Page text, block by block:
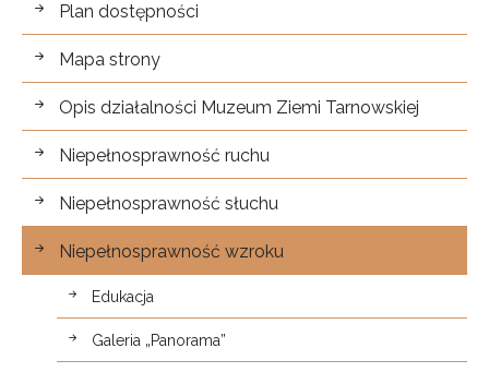
Plan dostępności
Mapa strony
Opis działalności Muzeum Ziemi Tarnowskiej
Niepełnosprawność ruchu
Niepełnosprawność słuchu
Niepełnosprawność wzroku
Edukacja
Galeria „Panorama”